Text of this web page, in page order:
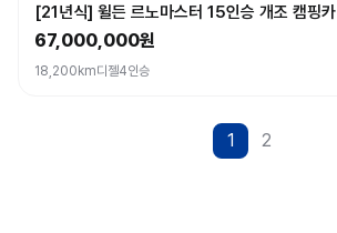
[21년식] 윌든 르노마스터 15인승 개조 캠핑카
67,000,000원
18,200km디젤4인승
1 2